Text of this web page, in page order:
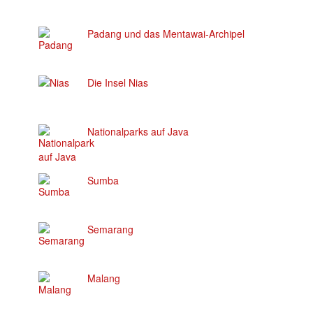
Padang und das Mentawai-Archipel
Die Insel Nias
Nationalparks auf Java
Sumba
Semarang
Malang